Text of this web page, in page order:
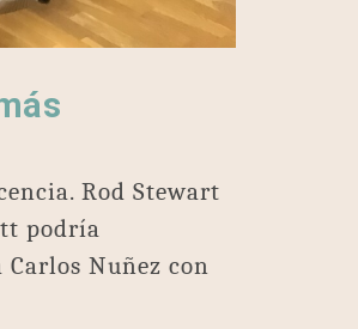
Rod Stewart
podría
Nuñez con